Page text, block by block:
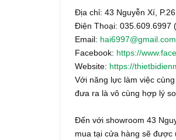
Địa chỉ: 43 Nguyễn Xí,
Điện Thoại: 035.609.6997
Email: hai6997@gmail.com
Facebook: https://
Website: https://
Với năng lực làm việc
đưa ra là vô cùng hợp lý
Đến với showroom 43
mua tại cửa hàng sẽ được